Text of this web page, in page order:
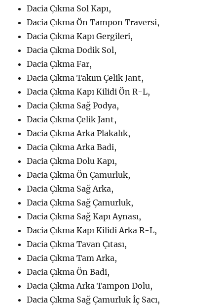
Dacia Çıkma Sol Kapı,
Dacia Çıkma Ön Tampon Traversi,
Dacia Çıkma Kapı Gergileri,
Dacia Çıkma Dodik Sol,
Dacia Çıkma Far,
Dacia Çıkma Takım Çelik Jant,
Dacia Çıkma Kapı Kilidi Ön R-L,
Dacia Çıkma Sağ Podya,
Dacia Çıkma Çelik Jant,
Dacia Çıkma Arka Plakalık,
Dacia Çıkma Arka Badi,
Dacia Çıkma Dolu Kapı,
Dacia Çıkma Ön Çamurluk,
Dacia Çıkma Sağ Arka,
Dacia Çıkma Sağ Çamurluk,
Dacia Çıkma Sağ Kapı Aynası,
Dacia Çıkma Kapı Kilidi Arka R-L,
Dacia Çıkma Tavan Çıtası,
Dacia Çıkma Tam Arka,
Dacia Çıkma Ön Badi,
Dacia Çıkma Arka Tampon Dolu,
Dacia Çıkma Sağ Çamurluk İç Sacı,